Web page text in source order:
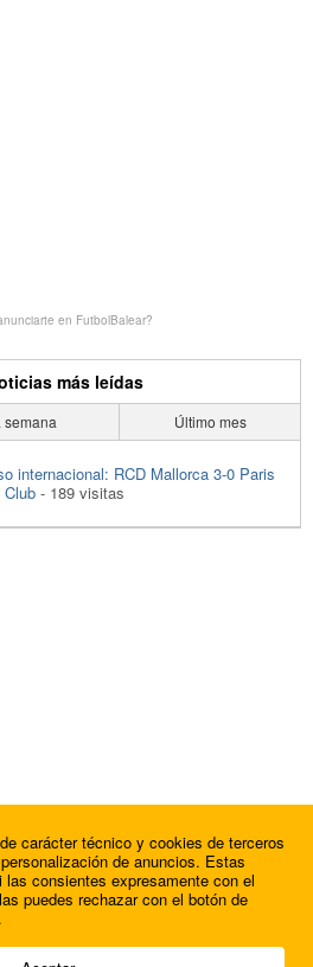
en FutbolBalear?
más leídas
semana Último mes
internacional: RCD Mallorca 3-0 Paris
- 189 visitas
IP, SL.
carácter técnico y cookies de terceros
de anuncios. Estas
consientes expresamente con el
puedes rechazar con el botón de
.